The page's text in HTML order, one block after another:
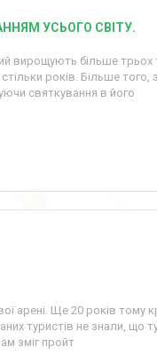
УСЬОГО СВІТУ.
вирощують більше
років. Більше того,
святкування в його
арені. Ще 20 років тому
туристів не знали, що
зміг пройт